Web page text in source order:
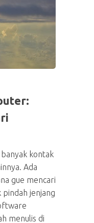
kontak
Ada
gue mencari
pindah jenjang
menulis di